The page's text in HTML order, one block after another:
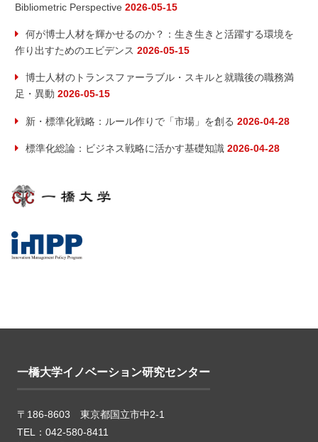
Bibliometric Perspective 2026-05-15
何が博士人材を輝かせるのか？：生き生きと活躍する環境を
作り出すためのエビデンス 2026-05-15
博士人材のトランスファーラブル・スキルと就職後の職務満
足・異動 2026-05-15
新・標準化戦略：ルール作りで「市場」を創る 2026-04-28
標準化総論：ビジネス戦略に活かす基礎知識 2026-04-28
一橋大学イノベーション研究センター
〒186-8603 東京都国立市中2-1
TEL：042-580-8411